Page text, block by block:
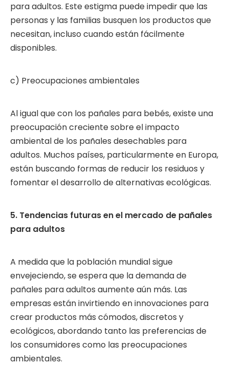
para adultos. Este estigma puede impedir que las
personas y las familias busquen los productos que
necesitan, incluso cuando están fácilmente
disponibles.
c) Preocupaciones ambientales
Al igual que con los pañales para bebés, existe una
preocupación creciente sobre el impacto
ambiental de los pañales desechables para
adultos. Muchos países, particularmente en Europa,
están buscando formas de reducir los residuos y
fomentar el desarrollo de alternativas ecológicas.
5. Tendencias futuras en el mercado de pañales
para adultos
A medida que la población mundial sigue
envejeciendo, se espera que la demanda de
pañales para adultos aumente aún más. Las
empresas están invirtiendo en innovaciones para
crear productos más cómodos, discretos y
ecológicos, abordando tanto las preferencias de
los consumidores como las preocupaciones
ambientales.